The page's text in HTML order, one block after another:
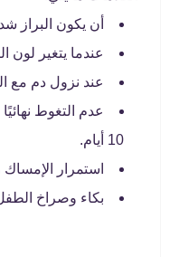
أن يكون البراز
عندما يتغير لون
عند نزول دم مع
10 أيام.
استمرار الإمساك
بكاء وصراخ